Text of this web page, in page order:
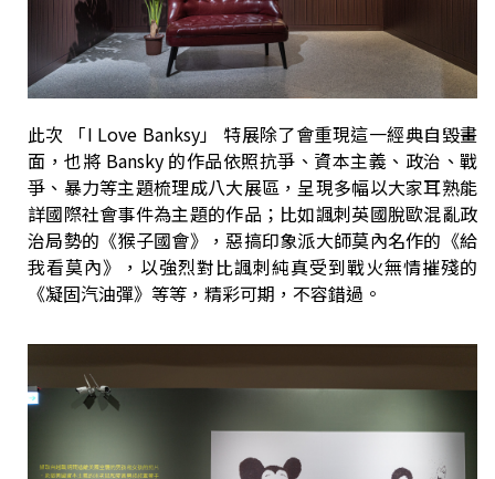
此次 「I Love Banksy」 特展除了會重現這一經典自毀畫
面，也將 Bansky 的作品依照抗爭、資本主義、政治、戰
爭、暴力等主題梳理成八大展區，呈現多幅以大家耳熟能
詳國際社會事件為主題的作品；比如諷刺英國脫歐混亂政
治局勢的《猴子國會》，惡搞印象派大師莫內名作的《給
我看莫內》，以強烈對比諷刺純真受到戰火無情摧殘的
《凝固汽油彈》等等，精彩可期，不容錯過。